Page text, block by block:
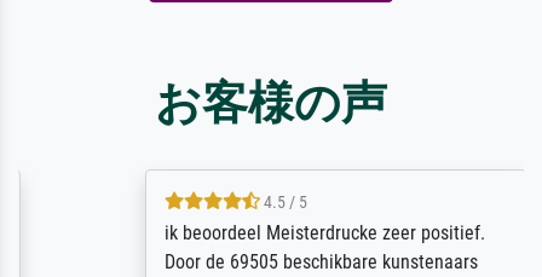
お客様の声
4.5 / 5
ik beoordeel Meisterdrucke zeer positief.
Door de 69505 beschikbare kunstenaars